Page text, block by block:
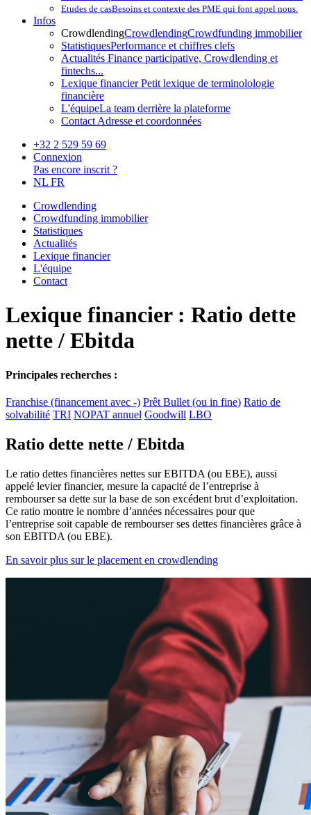
Etudes de casBesoins et contexte des PME qui font appel nous.
Infos
CrowdlendingCrowdlendingCrowdfunding immobilier
StatistiquesPerformance et chiffres clefs
Actualités Finance participative, Crowdlending et
fintechs...
Lexique financierPetit lexique de terminolologie
financière
L'équipeLa team derrière la plateforme
Contact Adresse et coordonnées
+32 2 529 59 69
Connexion
Pas encore inscrit ?
NL FR
Crowdlending
Crowdfunding immobilier
Statistiques
Actualités
Lexique financier
L'équipe
Contact
Lexique financier : Ratio dette
nette / Ebitda
Principales recherches :
Franchise (financement avec -) Prêt Bullet (ou in fine) Ratio de
solvabilité TRI NOPAT annuel Goodwill LBO
Ratio dette nette / Ebitda
Le ratio dettes financières nettes sur EBITDA (ou EBE), aussi
appelé levier financier, mesure la capacité de l’entreprise à
rembourser sa dette sur la base de son excédent brut d’exploitation.
Ce ratio montre le nombre d’années nécessaires pour que
l’entreprise soit capable de rembourser ses dettes financières grâce à
son EBITDA (ou EBE).
En savoir plus sur le placement en crowdlending